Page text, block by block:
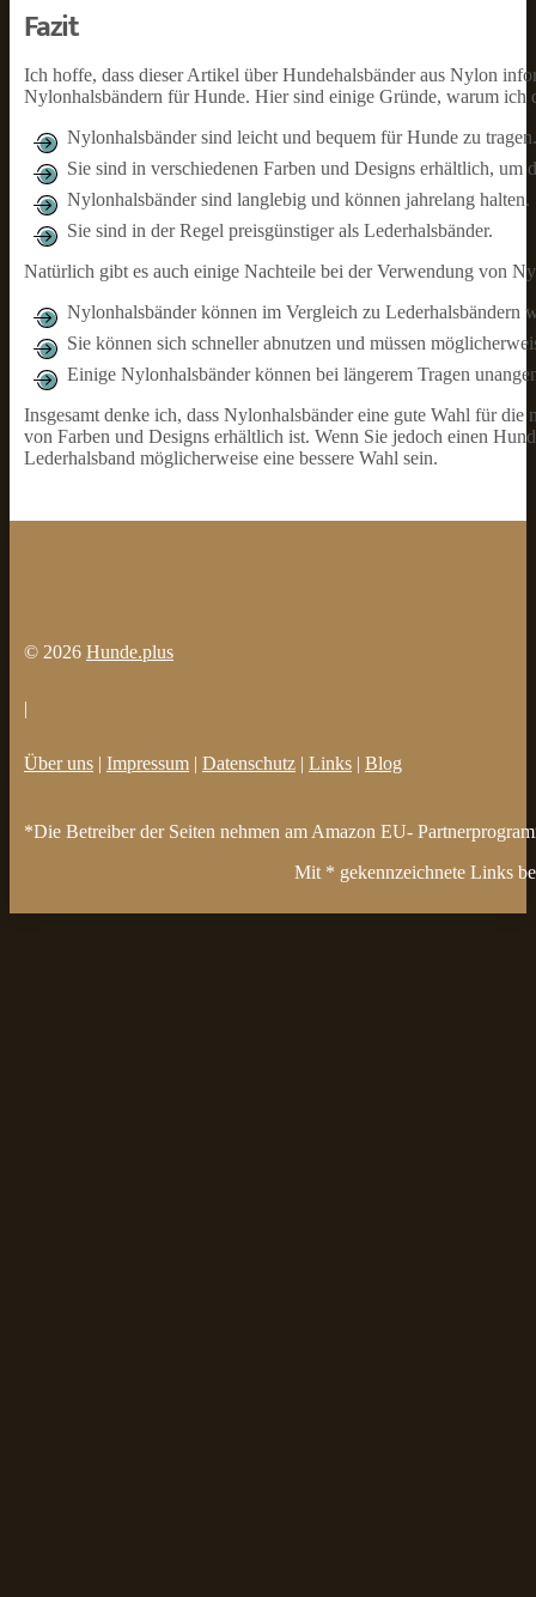
Fazit
Ich hoffe, dass dieser Artikel über Hundehalsbänder aus Nylon
Nylonhalsbändern für Hunde. Hier sind einige Gründe, warum ich
Nylonhalsbänder sind leicht und bequem für Hunde zu tragen.
Sie sind in verschiedenen Farben und Designs erhältlich, um
Nylonhalsbänder sind langlebig und können jahrelang halten.
Sie sind in der Regel preisgünstiger als Lederhalsbänder.
Natürlich gibt es auch einige Nachteile bei der Verwendung von
Nylonhalsbänder können im Vergleich zu Lederhalsbändern
Sie können sich schneller abnutzen und müssen
Einige Nylonhalsbänder können bei längerem Tragen
Insgesamt denke ich, dass Nylonhalsbänder eine gute Wahl für
von Farben und Designs erhältlich ist. Wenn Sie jedoch einen
Lederhalsband möglicherweise eine bessere Wahl sein.
© 2026 Hunde.plus
|
Über uns | Impressum | Datenschutz | Links | Blog
*Die Betreiber der Seiten nehmen am Amazon EU-
Mit * gekennzeichnete Links